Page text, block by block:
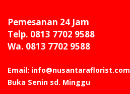
Pemesanan 24 Jam
Telp. 0813 7702 9588
Wa. 0813 7702 9588
Email: info@nusantaraflorist.com
Buka Senin sd. Minggu